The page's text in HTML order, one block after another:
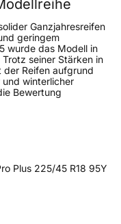
Ganzjahresreifen
geringem
wurde das Modell in
seiner Stärken in
Reifen aufgrund
und winterlicher
Bewertung
Plus 225/45 R18 95Y